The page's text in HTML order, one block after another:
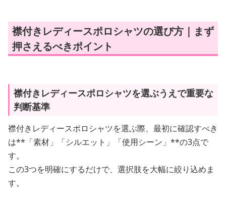
襟付きレディースポロシャツの選び方｜まず
押さえるべきポイント
襟付きレディースポロシャツを選ぶうえで重要な
判断基準
襟付きレディースポロシャツを選ぶ際、最初に確認すべき
は**「素材」「シルエット」「使用シーン」**の3点で
す。
この3つを明確にするだけで、選択肢を大幅に絞り込めま
す。